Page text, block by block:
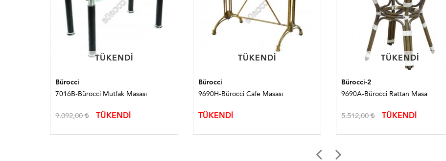
TÜKENDI
TÜKENDI
Bürocci
7016B-Bürocci Mutfak Masası
9.092,00 TÜKENDİ
TÜKENDI
TÜKENDI
Bürocci
9690H-Bürocci Cafe Masası
TÜKENDİ
TÜKENDI
TÜKENDI
Bürocci-2
9690A-Bürocci Rattan Masa
5.512,00 TÜKENDİ